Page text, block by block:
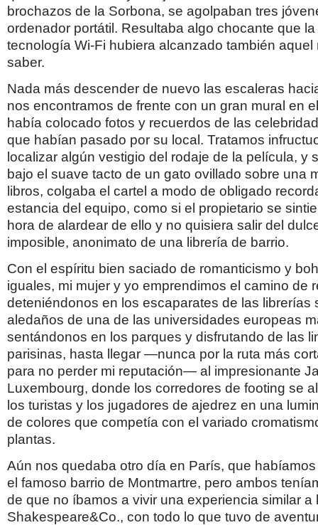
brochazos de la Sorbona, se agolpaban tres
ordenador portátil. Resultaba algo chocante que
tecnología Wi-Fi hubiera alcanzado también aquel
saber.
Nada más descender de nuevo las escaleras
nos encontramos de frente con un gran mural en
había colocado fotos y recuerdos de las
que habían pasado por su local. Tratamos
localizar algún vestigio del rodaje de la película, y
bajo el suave tacto de un gato ovillado sobre una
libros, colgaba el cartel a modo de obligado
estancia del equipo, como si el propietario se
hora de alardear de ello y no quisiera salir del
imposible, anonimato de una librería de barrio.
Con el espíritu bien saciado de romanticismo y
iguales, mi mujer y yo emprendimos el camino de
deteniéndonos en los escaparates de las librerías
aledaños de una de las universidades europeas
sentándonos en los parques y disfrutando de las
parisinas, hasta llegar —nunca por la ruta más
para no perder mi reputación— al impresionante
Luxembourg, donde los corredores de footing se
los turistas y los jugadores de ajedrez en una
de colores que competía con el variado
plantas.
Aún nos quedaba otro día en París, que
el famoso barrio de Montmartre, pero ambos
de que no íbamos a vivir una experiencia similar a
Shakespeare&Co., con todo lo que tuvo de